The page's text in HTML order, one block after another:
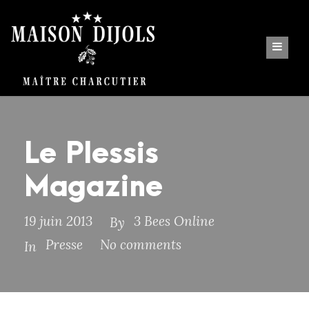
Le Plessis
Magazine
19 juin 2013 By 3 Bees Online
In
Presse No comments